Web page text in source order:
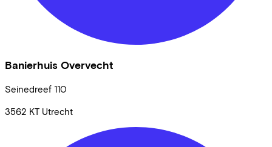
Banierhuis Overvecht
Seinedreef 110
3562 KT Utrecht